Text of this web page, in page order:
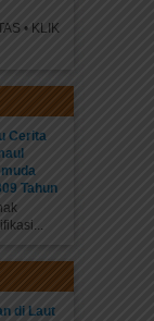
• KLIK
Cerita
Tahun
di Laut